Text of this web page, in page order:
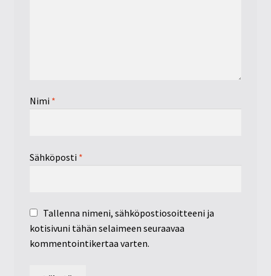
Nimi *
Sähköposti *
Tallenna nimeni, sähköpostiosoitteeni ja
kotisivuni tähän selaimeen seuraavaa
kommentointikertaa varten.